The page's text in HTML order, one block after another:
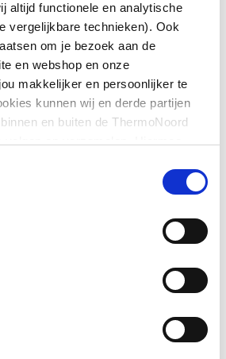
altijd functionele en analytische
vergelijkbare technieken). Ook
om je bezoek aan de
en webshop en onze
makkelijker en persoonlijker te
kunnen wij en derde partijen
en buiten de ThermoNoord
interesses aan. We slaan je
kun je profiteren
waaronder ook meedoen